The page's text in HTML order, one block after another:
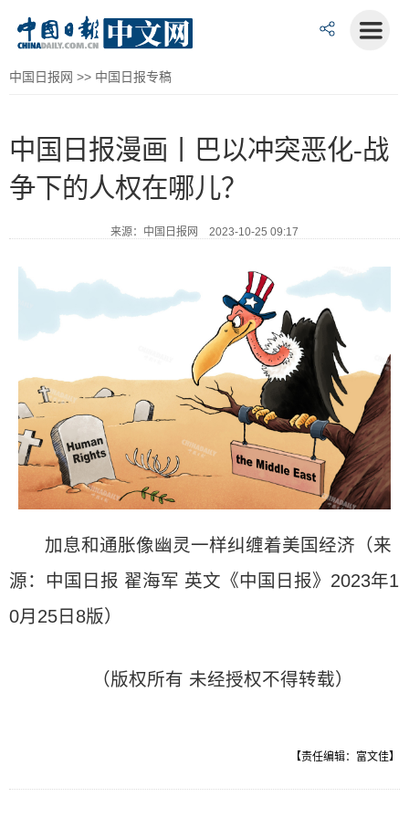
中国日报网 >> 中国日报专稿
中国日报漫画丨巴以冲突恶化-战
争下的人权在哪儿？
来源：中国日报网 2023-10-25 09:17
加息和通胀像幽灵一样纠缠着美国经济（来
源：中国日报 翟海军 英文《中国日报》2023年1
0月25日8版）
（版权所有 未经授权不得转载）
【责任编辑：富文佳】